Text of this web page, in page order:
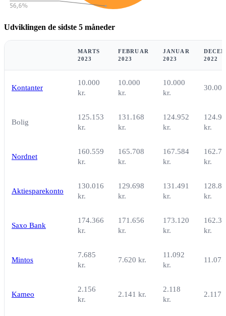
Udviklingen de sidste 5 måneder
MARTS
2023
FEBRUAR
2023
JANUAR
2023
2022
Kontanter
10.000
kr.
10.000
kr.
10.000
kr.
Bolig
125.153
kr.
131.168
kr.
124.952
kr.
kr.
Nordnet
160.559
kr.
165.708
kr.
167.584
kr.
kr.
Aktiesparekonto
130.016
kr.
129.698
kr.
131.491
kr.
kr.
Saxo Bank
174.366
kr.
171.656
kr.
173.120
kr.
kr.
Mintos
7.685
kr.
7.620 kr.
11.092
kr.
Kameo
2.156
kr.
2.141 kr.
2.118
kr.
2.117